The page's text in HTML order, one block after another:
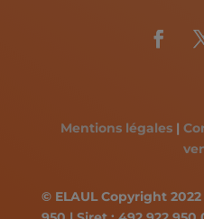
Mentions légales|
© ELAUL Copyright 2022